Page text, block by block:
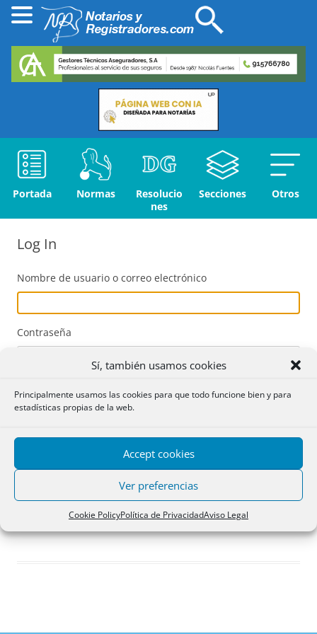
Sí, también usamos cookies
Principalmente usamos las cookies para que todo funcione bien y para
estadísticas propias de la web.
Accept cookies
Ver preferencias
Cookie PolicyPolítica de PrivacidadAviso Legal
Portada Normas
Resolucio
nes
Secciones Otros
Log In
Nombre de usuario o correo electrónico
Contraseña
Acceder
Registro
¿Has olvidado tu contraseña?